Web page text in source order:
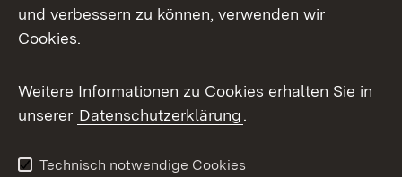
Facebook
X / Twitter
Youtube
und verbessern zu können, verwenden wir
Cookies.
Weitere Informationen zu Cookies erhalten Sie in
unserer Datenschutzerklärung.
Technisch notwendige Cookies